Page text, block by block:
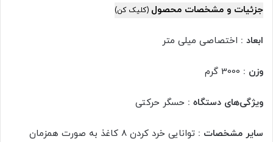
جزئیات و مشخصات محصول (کلیک کن)
ابعاد : اختصاصی میلی متر
وزن :
ویژگی‌های دستگاه : حسگر حرکتی
سایر مشخصات :
توانایی خرد کردن 8 کاغذ به صورت همزمان